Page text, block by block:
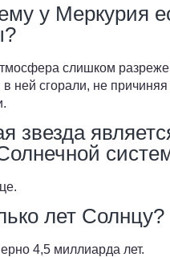
у Меркурия
слишком
ней сгорали, не
звезда
лет Солнцу?
4,5 миллиарда лет.